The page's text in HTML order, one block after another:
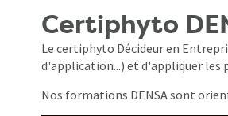
Certiphyto
Le certiphyto Décideur en
d'application...) et d'appliquer
Nos formations DENSA sont